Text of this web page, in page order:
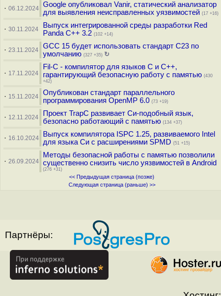
· 06.12.2024 Google опубликовал Vanir, статический анализатор
для выявления неисправленных уязвимостей (17 +16)
· 30.11.2024
Выпуск интегрированной среды разработки Red
Panda C++ 3.2 (102 +14)
· 23.11.2024
GCC 15 будет использовать стандарт C23 по
умолчанию (327 +35) ↻
· 17.11.2024
Fil-C - компилятор для языков C и C++,
гарантирующий безопасную работу с памятью (430
+42)
· 15.11.2024
Опубликован стандарт параллельного
программирования OpenMP 6.0 (73 +19)
· 12.11.2024
Проект TrapC развивает Си-подобный язык,
безопасно работающий с памятью (134 +37)
· 16.10.2024
Выпуск компилятора ISPC 1.25, развиваемого Intel
для языка Си с расширениями SPMD (51 +15)
· 26.09.2024
Методы безопасной работы с памятью позволили
существенно снизить число уязвимостей в Android
(276 +31)
<< Предыдущая страница (позже)
Следующая страница (раньше) >>
Партнёры: